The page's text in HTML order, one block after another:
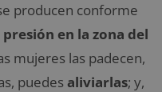
producen conforme
en la zona del
mujeres las padecen,
puedes aliviarlas; y,